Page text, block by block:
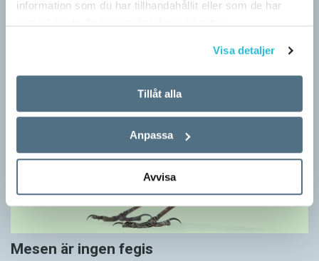
information som du har tillhandahållit eller som de har
Visa detaljer
Tillåt alla
Anpassa
Avvisa
”Du kan begripa ett ord genom att titta på vilka det umgås med”
Mesen är ingen fegis